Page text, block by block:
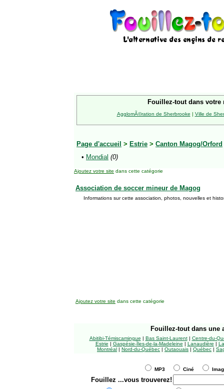
Fouillez-tout dans votre
AgglomÃ©ration de Sherbrooke | Ville de
Page d'accueil > Estrie > Canton Magog/Orford
• Mondial (0)
Ajoutez votre site dans cette catégorie
Association de soccer mineur de Magog
Informations sur cette association, photos, nouvelles et
Ajoutez votre site dans cette catégorie
Fouillez-tout dans une
Abitibi-Témiscamingue | Bas Saint-Laurent| Centre-du-
Estrie | Gaspésie-Îles-de-la-Madeleine | Lanaudière |
Montréal | Nord-du-Québec | Outaouais | Québec |
MP3 Ciné
Fouillez ...vous trouverez!